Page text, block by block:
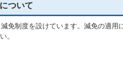
ついて
免制度を設けています。減免の適用
。